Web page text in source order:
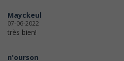
Mayckeul
07-06-2022
très bien!
n'ourson